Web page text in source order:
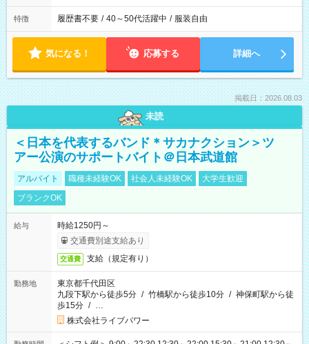
特徴 履歴書不要 / 40～50代活躍中 / 服装自由
気になる！ 応募する 詳細へ
掲載日：2026.08.03
未読
＜日本を代表するバンド＊サカナクション＞ツ
アー公演のサポートバイト＠日本武道館
アルバイト 職種未経験OK 社会人未経験OK
大学生歓迎
ブランクOK
給与
時給1250円～
交通費別途支給あり
交通費 支給（規定有り）
勤務地
東京都千代田区
九段下駅から徒歩5分 / 竹橋駅から徒歩10分 / 神保町駅から徒
歩15分 / …
株式会社ライブパワー